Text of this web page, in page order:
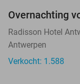
Overnachting
Radisson Hotel
Antwerpen
Verkocht: 1.588